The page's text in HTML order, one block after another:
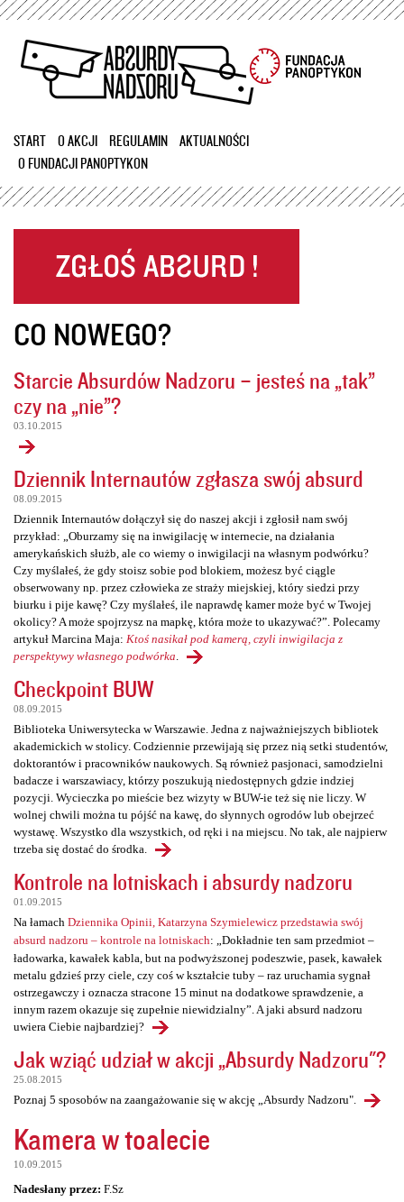
Przejdź
treści
START O AKCJI REGULAMIN
AKTUALNOŚCI
O FUNDACJI PANOPTYKON
CO NOWEGO?
Starcie Absurdów Nadzoru – jesteś na „tak”
czy na „nie”?
03.10.2015
Dziennik Internautów zgłasza swój absurd
08.09.2015
Dziennik Internautów dołączył się do naszej akcji i zgłosił nam swój
przykład: „Oburzamy się na inwigilację w internecie, na działania
amerykańskich służb, ale co wiemy o inwigilacji na własnym podwórku?
Czy myślałeś, że gdy stoisz sobie pod blokiem, możesz być ciągle
obserwowany np. przez człowieka ze straży miejskiej, który siedzi przy
biurku i pije kawę? Czy myślałeś, ile naprawdę kamer może być w Twojej
okolicy? A może spojrzysz na mapkę, która może to ukazywać?”. Polecamy
artykuł Marcina Maja: Ktoś nasikał pod kamerą, czyli inwigilacja z
perspektywy własnego podwórka
Checkpoint BUW
08.09.2015
Biblioteka Uniwersytecka w Warszawie. Jedna z najważniejszych bibliotek
akademickich w stolicy. Codziennie przewijają się przez nią setki studentów,
doktorantów i pracowników naukowych. Są również pasjonaci, samodzielni
badacze i warszawiacy, którzy poszukują niedostępnych gdzie indziej
pozycji. Wycieczka po mieście bez wizyty w BUW-ie też się nie liczy. W
wolnej chwili można tu pójść na kawę, do słynnych ogrodów lub obejrzeć
wystawę. Wszystko dla wszystkich, od ręki i na miejscu. No tak, ale najpierw
trzeba się dostać do środka.
Kontrole na lotniskach i absurdy nadzoru
01.09.2015
Na łamach Dziennika Opinii, Katarzyna Szymielewicz przedstawia swój
absurd nadzoru – kontrole na lotniskach: „Dokładnie ten sam przedmiot –
ładowarka, kawałek kabla, but na podwyższonej podeszwie, pasek, kawałek
metalu gdzieś przy ciele, czy coś w kształcie tuby – raz uruchamia sygnał
ostrzegawczy i oznacza stracone 15 minut na dodatkowe sprawdzenie, a
innym razem okazuje się zupełnie niewidzialny”. A jaki absurd nadzoru
uwiera Ciebie najbardziej?
Jak wziąć udział w akcji „Absurdy Nadzoru"?
25.08.2015
Poznaj 5 sposobów na zaangażowanie się w akcję „Absurdy Nadzoru".
Kamera w toalecie
10.09.2015
Nadesłany przez: F.Sz